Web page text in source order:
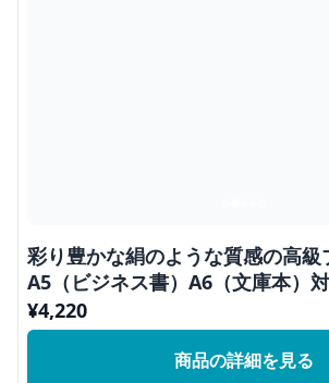
彩り豊かな絹のような質感の高級
A5（ビジネス書）A6（文庫本）
¥4,220
商品の詳細を見る